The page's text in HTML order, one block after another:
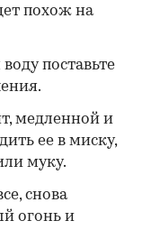
похож на
поставьте
медленной и
ее в миску,
муку.
снова
огонь и